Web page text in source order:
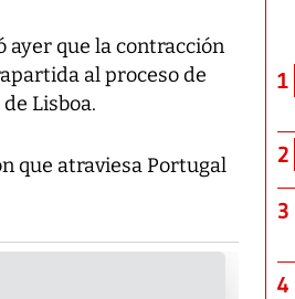
ayer que la contracción
al proceso de
Lisboa.
que atraviesa Portugal
1
2
3
4